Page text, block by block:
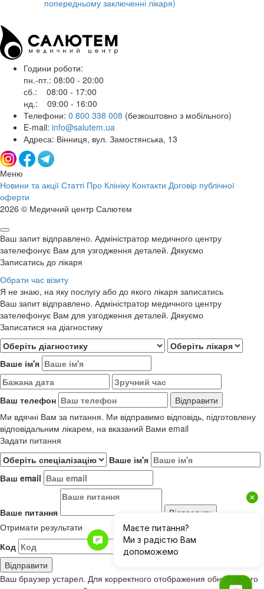
попередньому заключенні лікаря)
Години роботи:
пн.-пт.: 08:00 - 20:00
сб.: 08:00 - 17:00
нд.: 09:00 - 16:00
Телефони: 0 800 338 008 (безкоштовно з мобільного)
E-mail: info@salutem.ua
Адреса: Вінниця, вул. Замостянська, 13
Меню
Новини та акції Статті Про Клініку Контакти Договір публічної
оферти
2026 © Медичний центр Салютем
Ваш запит відправлено. Адміністратор медичного центру
зателефонує Вам для узгодження деталей. Дякуємо
Записатись до лікаря
Обрати час візиту
Я не знаю, на яку послугу або до якого лікаря записатись
Ваш запит відправлено. Адміністратор медичного центру
зателефонує Вам для узгодження деталей. Дякуємо
Записатися на діагностику
Ваше ім'я
Ваш телефон
Ми вдячні Вам за питання. Ми відправимо відповідь, підготовлену
відповідальним лікарем, на вказаний Вами email
Задати питання
Ваше ім'я
Ваш email
Ваше питання
Отримати результати
Код
Результати до 01.06.2019
Ваш браузер устарел. Для корректного отображения обновите его